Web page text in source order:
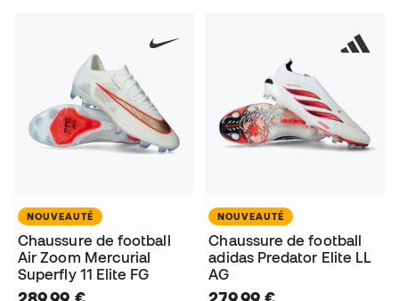
NOUVEAUTÉ
Chaussure de football
Air Zoom Mercurial
Superfly 11 Elite FG
NOUVEAUTÉ
Chaussure de football
adidas Predator Elite LL
AG